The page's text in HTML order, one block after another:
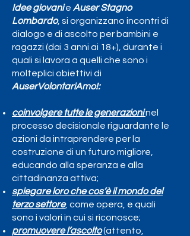
Idee giovanie Auser Stagno
Lombardo, si organizzano incontri di
dialogo e di ascolto per bambini e
ragazzi (dai 3 anni ai 18+), durante i
quali si lavora a quelli che sono i
molteplici obiettivi di
AuserVolontariAmo!:
coinvolgere tutte le generazioninel
processo decisionale riguardante le
azioni da intraprendere per la
costruzione di un futuro migliore,
educando alla speranza e alla
cittadinanza attiva;
spiegare loro che cos’è il mondo del
terzo settore, come opera, e quali
sono i valori in cui si riconosce;
promuovere l’ascolto(attento,